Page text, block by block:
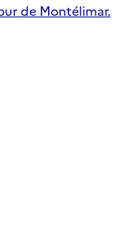
de Montélimar.